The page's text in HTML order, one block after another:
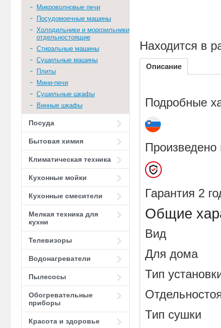
Микроволновые печи
Посудомоечные машины
Холодильники и морозильники
отдельностоящие
Стиральные машины
Сушильные машины
Плиты
Мини-печи
Сушильные шкафы
Винные шкафы
Посуда
Бытовая химия
Климатическая техника
Кухонные мойки
Кухонные смесители
Мелкая техника для
кухни
Телевизоры
Водонагреватели
Пылесосы
Обогревательные
приборы
Красота и здоровье
Находится в
Описание
Подробные
Гарантия 2
Общие
Вид
Для дома
Тип
Тип